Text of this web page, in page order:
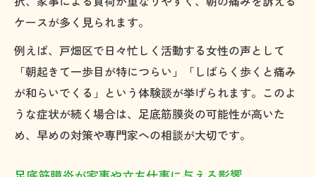
ケースが多く見られます。
例えば、戸畑区で日々忙しく活動する女性の声として
「朝起きて一歩目が特につらい」「しばらく歩くと痛み
が和らいでくる」という体験談が挙げられます。このよ
うな症状が続く場合は、足底筋膜炎の可能性が高いた
め、早めの対策や専門家への相談が大切です。